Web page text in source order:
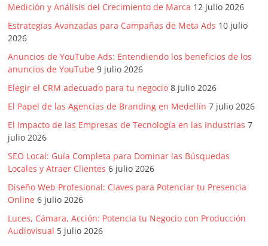
Medición y Análisis del Crecimiento de Marca 12 julio 2026
Estrategias Avanzadas para Campañas de Meta Ads 10 julio
2026
Anuncios de YouTube Ads: Entendiendo los beneficios de los
anuncios de YouTube 9 julio 2026
Elegir el CRM adecuado para tu negocio 8 julio 2026
El Papel de las Agencias de Branding en Medellín 7 julio 2026
El Impacto de las Empresas de Tecnología en las Industrias 7
julio 2026
SEO Local: Guía Completa para Dominar las Búsquedas
Locales y Atraer Clientes 6 julio 2026
Diseño Web Profesional: Claves para Potenciar tu Presencia
Online 6 julio 2026
Luces, Cámara, Acción: Potencia tu Negocio con Producción
Audiovisual 5 julio 2026